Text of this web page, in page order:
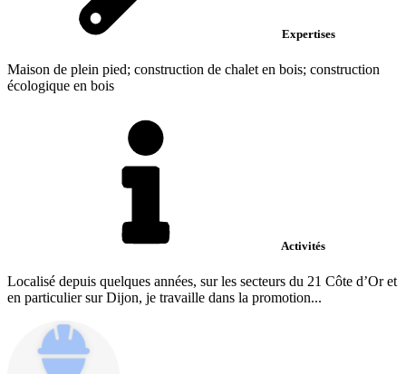
Expertises
Maison de plein pied; construction de chalet en bois; construction
écologique en bois
Activités
Localisé depuis quelques années, sur les secteurs du 21 Côte d’Or et
en particulier sur Dijon, je travaille dans la promotion...